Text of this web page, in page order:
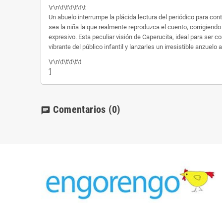
\r\n\t\t\t\t\t\t
Un abuelo interrumpe la plácida lectura del periódico para
sea la niña la que realmente reproduzca el cuento,
expresivo. Esta peculiar visión de Caperucita, ideal para ser
vibrante del público infantil y lanzarles un irresistible anzuelo
\r\n\t\t\t\t\t
']
chat Comentarios (0)